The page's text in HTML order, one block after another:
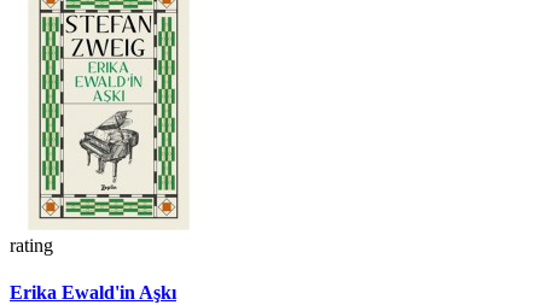
rating
Erika Ewald'in Aşkı